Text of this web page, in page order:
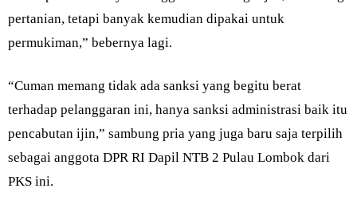
pertanian, tetapi banyak kemudian dipakai untuk
permukiman,” bebernya lagi.
“Cuman memang tidak ada sanksi yang begitu berat
terhadap pelanggaran ini, hanya sanksi administrasi baik itu
pencabutan ijin,” sambung pria yang juga baru saja terpilih
sebagai anggota DPR RI Dapil NTB 2 Pulau Lombok dari
PKS ini.